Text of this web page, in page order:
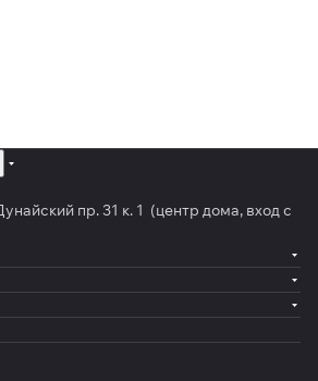
пр. 31 к. 1 (центр дома, вход с